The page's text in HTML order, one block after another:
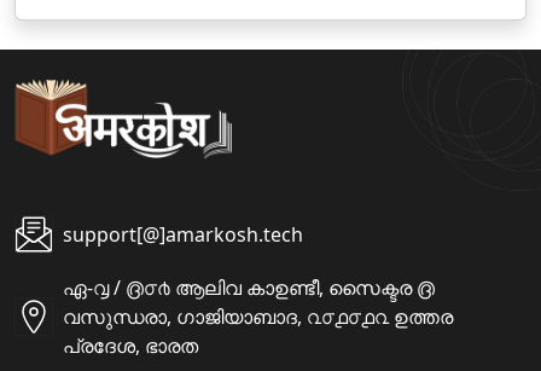
ला
ला
support[@]amarkosh.tech
ഏ-൮ / ൫൦൪ ആലിവ കാഉണ്ടീ, സൈക്ടര ൫
വസുന്ധരാ, ഗാജിയാബാദ, ൨൦൧൦൧൨ ഉത്തര
പ്രദേശ, ഭാരത